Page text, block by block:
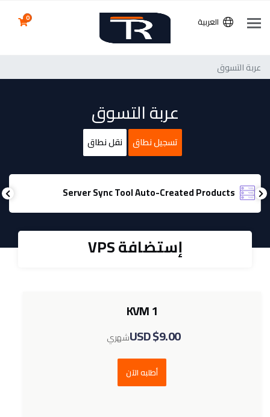
العربية 0
عربة التسوق
عربة التسوق
تسجيل نطاق نقل نطاق
Server Sync Tool Auto-Created Products
إستضافة VPS
KVM 1
$9.00 USD
شهري
أطلبه الآن